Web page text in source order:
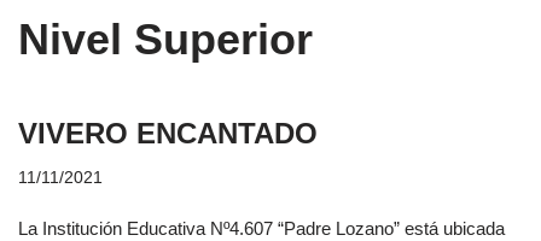
Nivel Superior
VIVERO ENCANTADO
11/11/2021
La Institución Educativa Nº4.607 “Padre Lozano” está ubicada